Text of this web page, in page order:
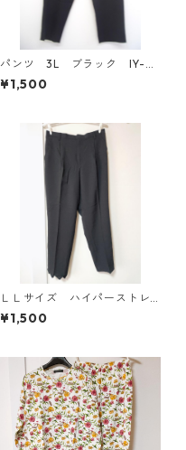
パンツ 3L ブラック IY-45
25
¥1,500
ＬＬサイズ ハイパーストレ
ッチ センタープレスパン
ツ ブラック KAE-4704
¥1,500